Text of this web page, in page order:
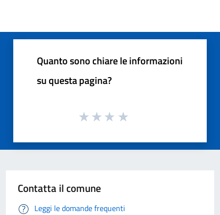
Quanto sono chiare le informazioni
su questa pagina?
Contatta il comune
Leggi le domande frequenti